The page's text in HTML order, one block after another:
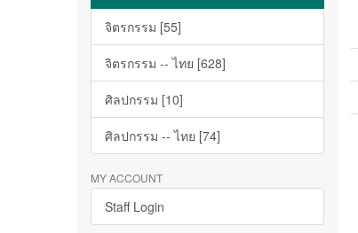
จิตรกรรม [55]
จิตรกรรม -- ไทย [628]
ศิลปกรรม [10]
ศิลปกรรม -- ไทย [74]
MY ACCOUNT
Staff Login